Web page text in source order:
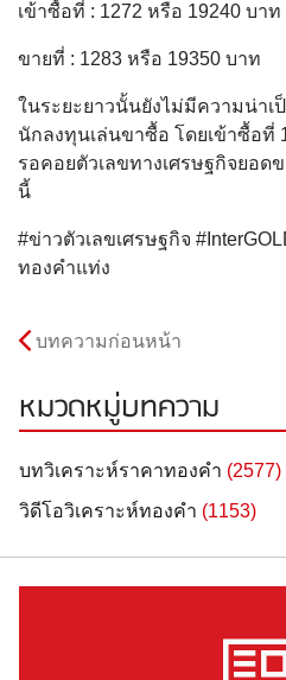
เข้าซื้อที่ : 1272 หรือ 19240 บาท
ขายที่ : 1283 หรือ 19350 บาท
ในระยะยาวนั้นยังไม่มีความน่าเ
นักลงทุนเล่นขาซื้อ โดยเข้าซื้อที่
รอคอยตัวเลขทางเศรษฐกิจยอ
นี้
#ข่าวตัวเลขเศรษฐกิจ
ทองคำแท่ง
บทความก่อนหน้า
หมวดหมู่บทความ
บทวิเคราะห์ราคาทองคำ (2577)
วิดีโอวิเคราะห์ทองคำ (1153)